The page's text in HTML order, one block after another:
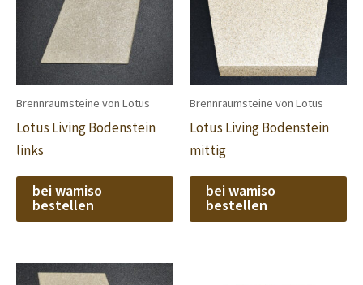
Brennraumsteine von Lotus
Lotus Living Bodenstein
links
bei wamiso
bestellen
Brennraumsteine von Lotus
Lotus Living Bodenstein
mittig
bei wamiso
bestellen